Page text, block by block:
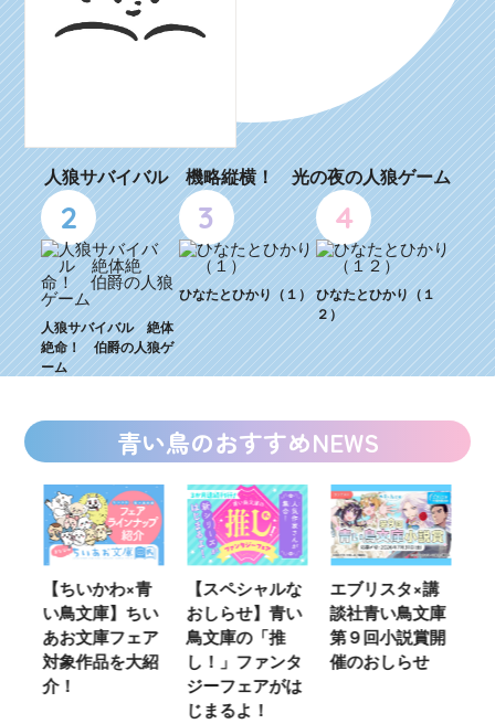
人狼サバイバル 機略縦横！ 光の夜の人狼ゲーム
2
人狼サバイバル 絶体
絶命！ 伯爵の人狼ゲ
ーム
3
ひなたとひかり（１）
4
ひなたとひかり（１
２）
青い鳥のおすすめNEWS
【ちいかわ×青
い鳥文庫】ちい
あお文庫フェア
対象作品を大紹
介！
【スペシャルな
おしらせ】青い
鳥文庫の「推
し！」ファンタ
ジーフェアがは
じまるよ！
エブリスタ×講
談社青い鳥文庫
第９回小説賞開
催のおしらせ